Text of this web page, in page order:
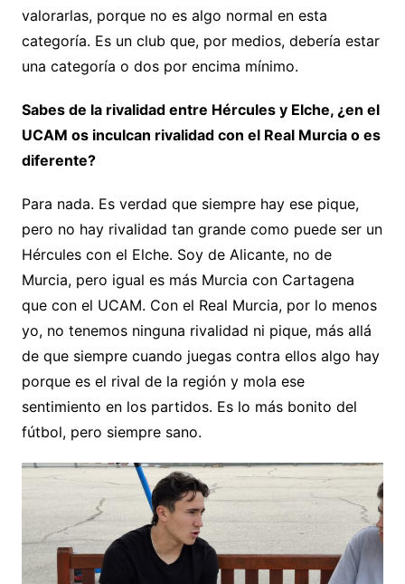
valorarlas, porque no es algo normal en esta
categoría. Es un club que, por medios, debería estar
una categoría o dos por encima mínimo.
Sabes de la rivalidad entre Hércules y Elche, ¿en el
UCAM os inculcan rivalidad con el Real Murcia o es
diferente?
Para nada. Es verdad que siempre hay ese pique,
pero no hay rivalidad tan grande como puede ser un
Hércules con el Elche. Soy de Alicante, no de
Murcia, pero igual es más Murcia con Cartagena
que con el UCAM. Con el Real Murcia, por lo menos
yo, no tenemos ninguna rivalidad ni pique, más allá
de que siempre cuando juegas contra ellos algo hay
porque es el rival de la región y mola ese
sentimiento en los partidos. Es lo más bonito del
fútbol, pero siempre sano.